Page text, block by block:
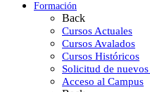
Formación
Back
Cursos Actuales
Cursos Avalados
Cursos Históricos
Solicitud de
Acceso al Campus